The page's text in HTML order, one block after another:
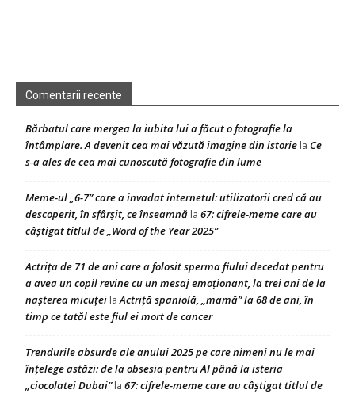
Comentarii recente
Bărbatul care mergea la iubita lui a făcut o fotografie la
întâmplare. A devenit cea mai văzută imagine din istorie la Ce
s-a ales de cea mai cunoscută fotografie din lume
Meme-ul „6-7” care a invadat internetul: utilizatorii cred că au
descoperit, în sfârșit, ce înseamnă la 67: cifrele-meme care au
câștigat titlul de „Word of the Year 2025”
Actrița de 71 de ani care a folosit sperma fiului decedat pentru
a avea un copil revine cu un mesaj emoționant, la trei ani de la
nașterea micuței laActriță spaniolă, „mamă” la 68 de ani, în
timp ce tatăl este fiul ei mort de cancer
Trendurile absurde ale anului 2025 pe care nimeni nu le mai
înțelege astăzi: de la obsesia pentru AI până la isteria
„ciocolatei Dubai”la 67: cifrele-meme care au câștigat titlul de